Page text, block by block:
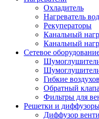
Охладитель
Нагреватель
Рекуператоры
Канальный
Канальный
Сетевое
Гибкие
Обратный
Фильтры для
Решетки и
Диффузор